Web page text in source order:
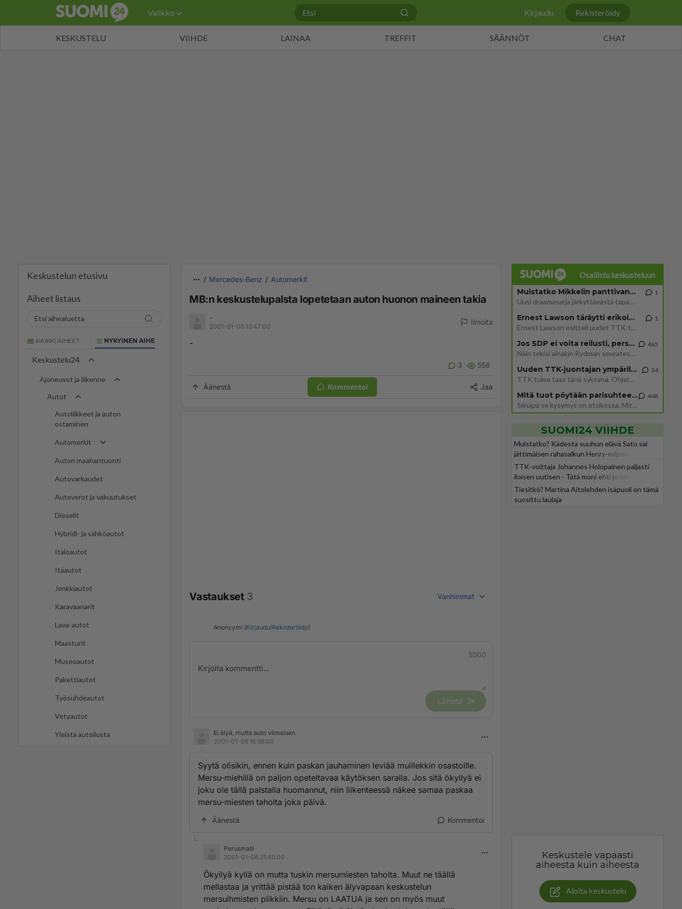
Valikko Kirjaudu Rekisteröidy
KESKUSTELU VIIHDE LAINAA TREFFIT SÄÄNNÖT CHAT
Keskustelun etusivu
Aiheet listaus
KAIKKI AIHEET NYKYINEN AIHE
Keskustelu24
Ajoneuvot ja liikenne
Autot
Autoliikkeet ja auton
ostaminen
Automerkit
Auton maahantuonti
Autovarkaudet
Autoverot ja vakuutukset
Dieselit
Hybridi- ja sähköautot
Italoautot
Itäautot
Jenkkiautot
Karavaanarit
Lava-autot
Maasturit
Museoautot
Pakettiautot
Työsuhdeautot
Vetyautot
Yleistä autoilusta
Mercedes-Benz Automerkit
MB:n keskustelupalsta lopetetaan auton huonon maineen takia
-
2001-01-06 13:47:00
Ilmoita
-
3 556
Äänestä Kommentoi Jaa
Vastaukset 3 Vanhimmat
Anonyymi (Kirjaudu/Rekisteröidy)
5000
Lähetä
Ei älyä, mutta auto viimeisen
2001-01-06 16:38:00
Syytä olisikin, ennen kuin paskan jauhaminen leviää muillekkin osastoille.
Mersu-miehillä on paljon opeteltavaa käytöksen saralla. Jos sitä ökyilyä ei
joku ole tällä palstalla huomannut, niin liikenteessä näkee samaa paskaa
mersu-miesten taholta joka päivä.
Äänestä Kommentoi
Perusmalli
2001-01-06 21:45:00
Ökyilyä kyllä on mutta tuskin mersumiesten taholta. Muut ne täällä
mellastaa ja yrittää pistää ton kaiken älyvapaan keskustelun
mersuihmisten piikkiin. Mersu on LAATUA ja sen on myös muut
Osallistu keskusteluun
Muistatko Mikkelin panttivankidraaman?
Uusi draamasarja järkyttävästä tapauksesta on tulossa. Tositapahtumiin perustuva sarja ammentaa vuoden 1986 Mikkelin pan
1
Ernest Lawson täräytti erikoisen heiton TTK-lehdistötilaisuudessa: " Onko tässä tarkoituksena...?"
Ernest Lawson esitteli uudet TTK-tähtioppilaat ja opettajat torstaina 6.8. lehdistölle. Tulevalla kaudella on yksi hausk
1
Jos SDP ei voita reilusti, persut kumoavat demokratian Suomesta
Näin tekisi ainakin Rydman seuratessaan idolinsa Trumpin mallia https://www.is.fi/politiikka/art-2000012187244.html
465
Uuden TTK-juontajan ympärillä epätietoisuus sakenee - Nyt MTV hämmentää soppaa
TTK tulee taas tänä syksynä. Ohjelman uudet tähtioppilaat julkistetaan torstaina 6. elokuuta klo 14 alkavassa lehdistö
34
Mitä tuot pöytään parisuhteessa?
Siinäpä se kysymys on otsikossa. Mitäpä siis tuot/toisit pöytään parisuhteessa? Oletko mies vai nainen? Koetko sen mitä
448
SUOMI24 VIIHDE
Muistatko? Kädestä suuhun elävä Satu sai
jättimäisen rahasalkun Henry-miljonääriltä
TTK-voittaja Johannes Holopainen paljasti
iloisen uutisen - Tätä moni ehti jo odottaa
Tiesitkö? Martina Aitolehden isäpuoli on tämä
suosittu laulaja
Keskustele vapaasti
aiheesta kuin aiheesta
Aloita keskustelu